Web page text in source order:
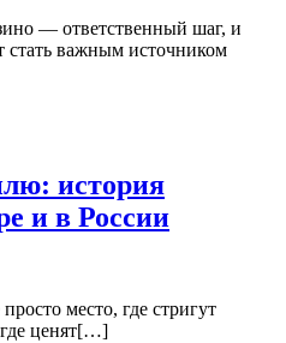
— ответственный шаг, и
стать важным источником
история
и в России
место, где стригут
ценят[…]